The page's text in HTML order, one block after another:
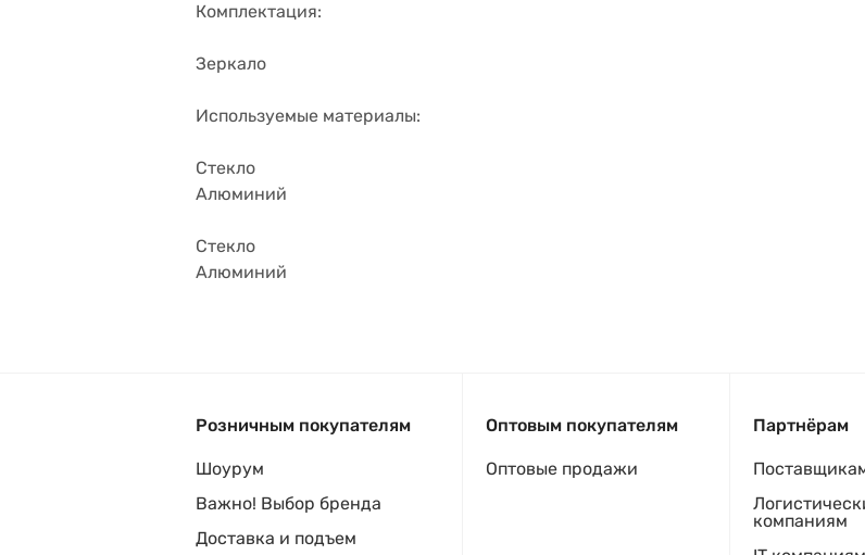
Комплектация:
Зеркало
Используемые материалы:
Стекло
Алюминий
Стекло
Алюминий
Розничным покупателям
Шоурум
Важно! Выбор бренда
Доставка и подъем
Оптовым покупателям
Оптовые продажи
Партнёрам
компаниям